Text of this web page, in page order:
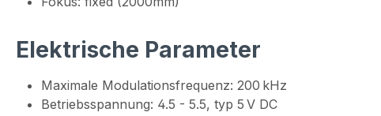
Elektrische Parameter
Maximale Modulationsfrequenz: 200 kHz
Betriebsspannung: 4.5 - 5.5, typ 5 V DC